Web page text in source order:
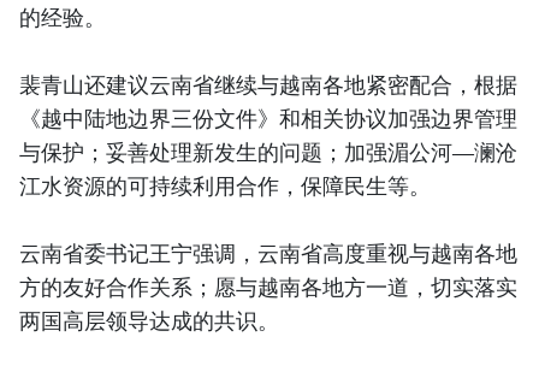
的经验。
裴青山还建议云南省继续与越南各地紧密配合，根据
《越中陆地边界三份文件》和相关协议加强边界管理
与保护；妥善处理新发生的问题；加强湄公河—澜沧
江水资源的可持续利用合作，保障民生等。
云南省委书记王宁强调，云南省高度重视与越南各地
方的友好合作关系；愿与越南各地方一道，切实落实
两国高层领导达成的共识。